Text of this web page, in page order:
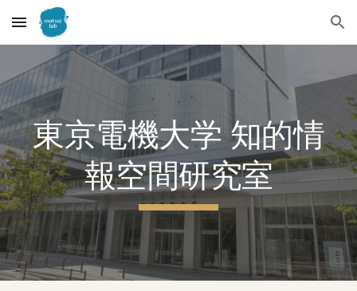
Skip to main content Skip to navigation
東京電機大学 知的情
報空間研究室